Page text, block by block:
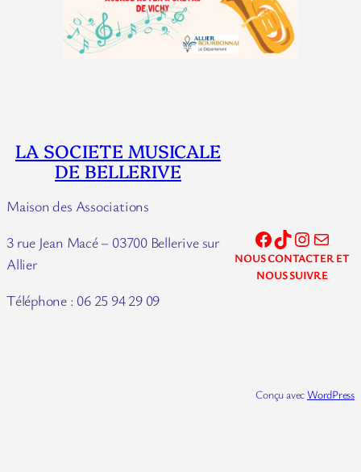
LA SOCIETE MUSICALE
DE BELLERIVE
Maison des Associations
3 rue Jean Macé – 03700 Bellerive sur
Allier
Téléphone : 06 25 94 29 09
Facebook TikTok Instagram E-mail
NOUS CONTACTER ET
NOUS SUIVRE
Conçu avecWordPress